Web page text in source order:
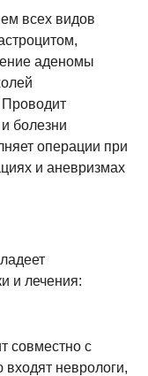
всех видов
аденомы
Проводит
болезни
операции при
и аневризмах
и лечения:
совместно с
входят неврологи,